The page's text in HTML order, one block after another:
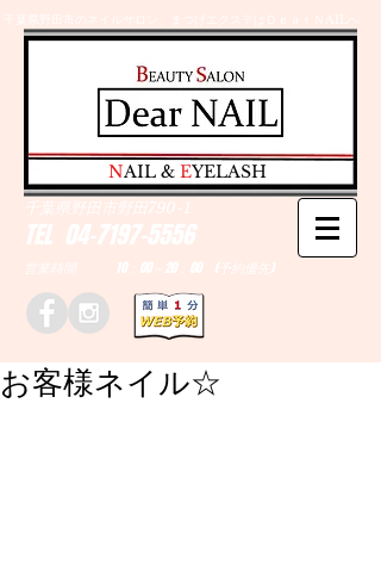
千葉県野田市のネイルサロン、まつげエクステはＤｅａｒＮAILへ
TEL 04-7197-5556
営業時間 10：00～20：00 (予約優先)
千葉県野田市野田790-1
​NAIL & EYELASH
お客様ネイル☆